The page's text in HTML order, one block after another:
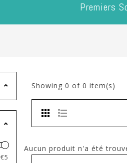
Premiers
5
Showing 0 of 0 item(s)
Aucun produit n'a été